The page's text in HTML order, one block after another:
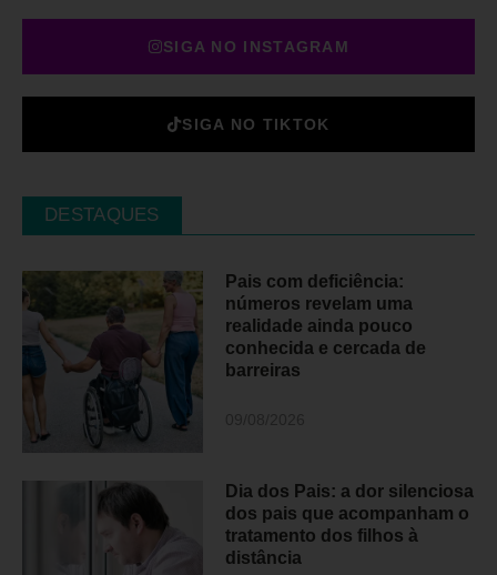
SIGA NO INSTAGRAM
SIGA NO TIKTOK
DESTAQUES
Pais com deficiência:
números revelam uma
realidade ainda pouco
conhecida e cercada de
barreiras
Dia dos Pais: a dor silenciosa
dos pais que acompanham o
tratamento dos filhos à
distância